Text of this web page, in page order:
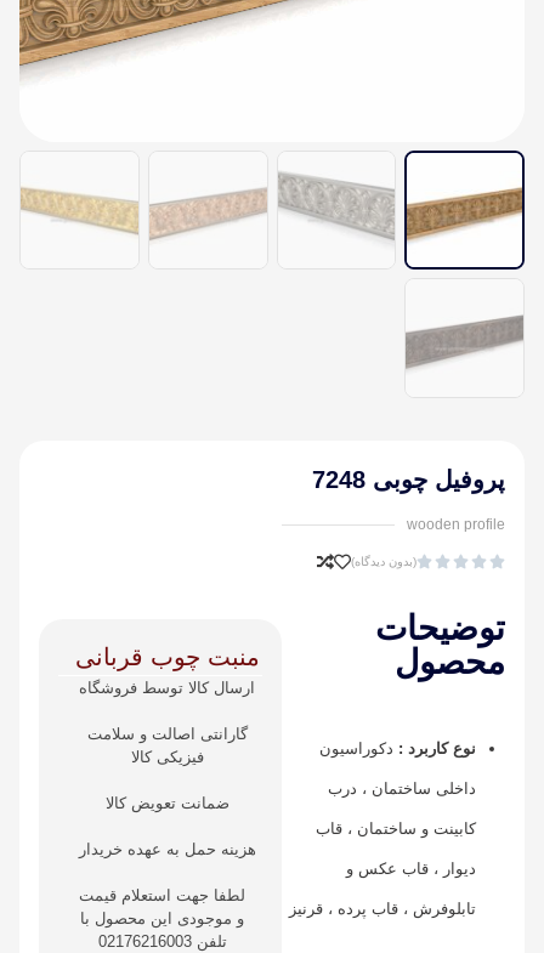
پروفیل چوبی 7248
wooden profile




(بدون دیدگاه)
توضیحات
محصول
نوع کاربرد : دکوراسیون
داخلی ساختمان ، درب
کابینت و ساختمان ، قاب
دیوار ، قاب عکس و
تابلوفرش ، قاب پرده ، قرنیز
منبت چوب قربانی
ارسال کالا توسط فروشگاه
گارانتی اصالت و سلامت
فیزیکی کالا
ضمانت تعویض کالا
هزینه حمل به عهده خریدار
لطفا جهت استعلام قیمت
و موجودی این محصول با
تلفن 02176216003